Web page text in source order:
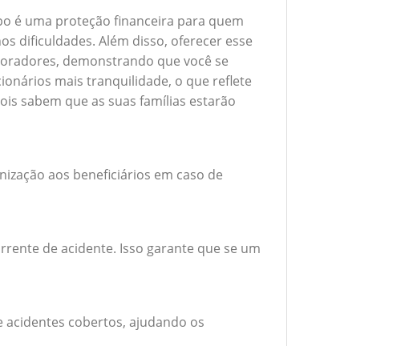
é uma proteção financeira para quem
dificuldades. Além disso, oferecer esse
demonstrando que você se
mais tranquilidade, o que reflete
sabem que as suas famílias estarão
aos beneficiários em caso de
de acidente. Isso garante que se um
cobertos, ajudando os